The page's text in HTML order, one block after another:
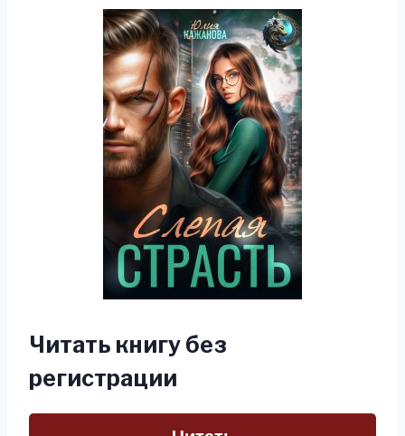
Читать книгу без
регистрации